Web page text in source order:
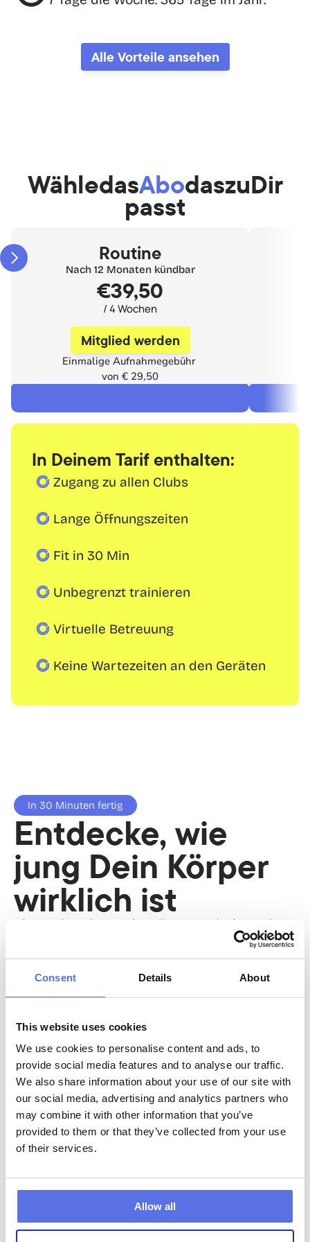
Consent Details About
This website uses cookies
We use cookies to personalise content and ads, to
provide social media features and to analyse our traffic.
We also share information about your use of our site with
our social media, advertising and analytics partners who
may combine it with other information that you’ve
provided to them or that they’ve collected from your use
of their services.
Allow all
Alle Vorteile ansehen
WähledasAbodaszuDir
passt
Routine
Nach 12 Monaten kündbar
€39,50
/ 4 Wochen
Mitglied werden
Einmalige Aufnahmegebühr
von € 29,50
In Deinem Tarif enthalten:
Zugang zu allen Clubs
Lange Öffnungszeiten
Fit in 30 Min
Unbegrenzt trainieren
Virtuelle Betreuung
Keine Wartezeiten an den Geräten
In 30 Minuten fertig
Entdecke, wie
jung Dein Körper
wirklich ist
Bist Du bereit, an Dir selbst zu arbeiten, aber
weißt nicht genau, wo Du stehst? Während
einer kostenlosen Probestunde bei Circle Fit
bekommst Du direkte Einblicke in Deine
Kondition und Deinen Körper. Du entdeckst
Muskelkraft, Flexibilität und wie gut Dein
Körper im Gleichgewicht ist.
Mit anderen Worten: Dein wirkliches
biologisches Alter, unabhängig davon, was in
Deinem Reisepass steht.
Buche jetzt Deine Kostenlose Probestunde
erste Schritt zu einem gesünderen und
stärkeren Körper.